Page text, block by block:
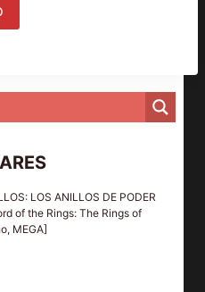
LOS ANILLOS DE PODER
of the Rings: The Rings of
MEGA]